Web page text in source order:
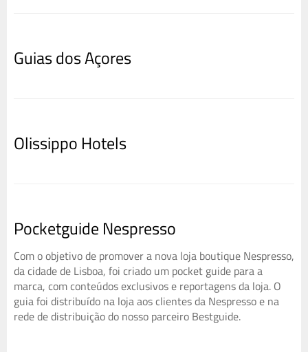
Guias dos Açores
Olissippo Hotels
Pocketguide Nespresso
Com o objetivo de promover a nova loja boutique Nespresso,
da cidade de Lisboa, foi criado um pocket guide para a
marca, com conteúdos exclusivos e reportagens da loja. O
guia foi distribuído na loja aos clientes da Nespresso e na
rede de distribuição do nosso parceiro Bestguide.